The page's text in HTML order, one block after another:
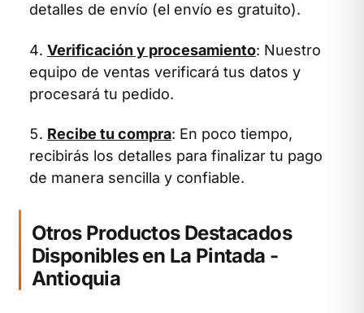
detalles de envío (el envío es gratuito).
Verificación y procesamiento: Nuestro
equipo de ventas verificará tus datos y
procesará tu pedido.
Recibe tu compra: En poco tiempo,
recibirás los detalles para finalizar tu pago
de manera sencilla y confiable.
Otros Productos Destacados
Disponibles en La Pintada -
Antioquia